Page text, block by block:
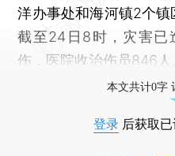
洋办事处和海河镇2个镇
截至24日8时，灾害已
伤，医院收治伤员846人
本文共计0字
登录 后获取